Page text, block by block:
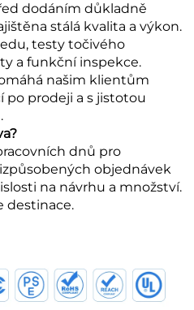
dodáním důkladně
stálá kvalita a výkon.
testy točivého
a funkční inspekce.
našim klientům
po prodeji a s jistotou
dnů pro
objednávek
na návrhu a množství.
destinace.